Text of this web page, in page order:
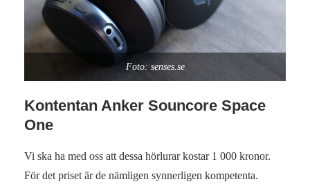
Foto: senses.se
Kontentan Anker Souncore Space
One
Vi ska ha med oss att dessa hörlurar kostar 1 000 kronor.
För det priset är de nämligen synnerligen kompetenta.